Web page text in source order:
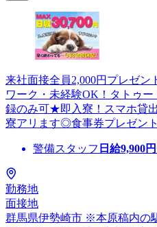
来社面接全員2,000円プレゼ
ワーク・未経験OK！タトゥ
録のみ可★即入寮！スマホ貸
寮アリます◎食事券プレゼント
警備スタッフ 日給9,900
勤務地
面接地
群馬県伊勢崎市 ※本原稿内の